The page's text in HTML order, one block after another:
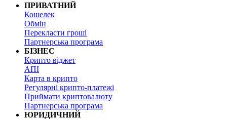
ПРИВАТНИЙ
Кошелек
Обмін
Перекласти гроші
Партнерська програма
БІЗНЕС
Крипто віджет
АПІ
Карта в крипто
Регулярні крипто-платежі
Приймати криптовалюту
Партнерська програма
ЮРИДИЧНИЙ